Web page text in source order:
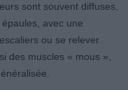
sont souvent diffuses,
avec une
ou se relever
des muscles « mous »,